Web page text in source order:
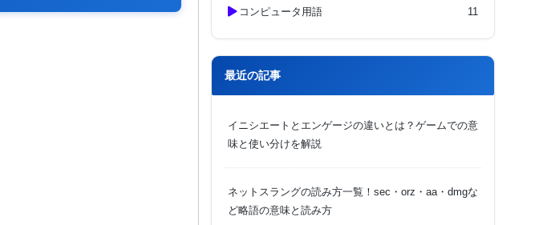
コンピュータ用語 11
最近の記事
イニシエートとエンゲージの違いとは？ゲームでの意
味と使い分けを解説
ネットスラングの読み方一覧！sec・orz・aa・dmgな
ど略語の意味と読み方